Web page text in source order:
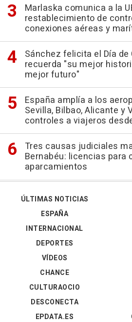
Marlaska comunica a la
restablecimiento de
conexiones aéreas y
Sánchez felicita el Día de
recuerda "su mejor
mejor futuro"
España amplía a los
Sevilla, Bilbao, Alicante y
controles a viajeros
Tres causas judiciales
Bernabéu: licencias para
aparcamientos
ÚLTIMAS NOTICIAS
ESPAÑA
INTERNACIONAL
DEPORTES
VÍDEOS
CHANCE
CULTURAOCIO
DESCONECTA
EPDATA.ES